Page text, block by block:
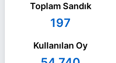
Toplam Sandık
197
Kullanılan Oy